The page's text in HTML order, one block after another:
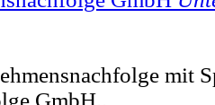
mit
GmbH..